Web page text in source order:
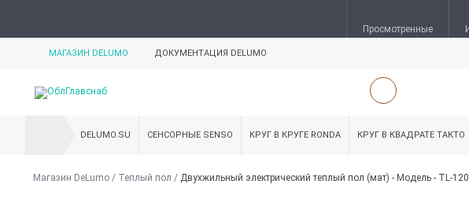
Просмотренные
МАГАЗИН DELUMO ДОКУМЕНТАЦИЯ DELUMO
DELUMO.SU СЕНСОРНЫЕ SENSO КРУГ В КРУГЕ RONDA КРУГ В КВАДРАТЕ ТАКТО
Магазин DeLumo / Теплый пол / Двухжильный электрический теплый пол (мат) - Модель - TL-